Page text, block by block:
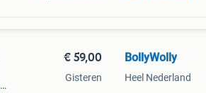
€ 59,00
Gisteren
BollyWolly
Heel Nederland